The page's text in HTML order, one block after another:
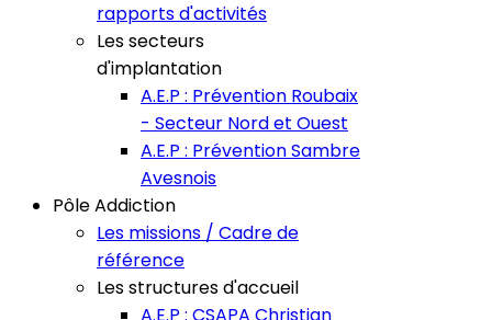
rapports d'activités
Les secteurs
d'implantation
A.E.P : Prévention Roubaix
- Secteur Nord et Ouest
A.E.P : Prévention Sambre
Avesnois
Pôle Addiction
Les missions / Cadre de
référence
Les structures d'accueil